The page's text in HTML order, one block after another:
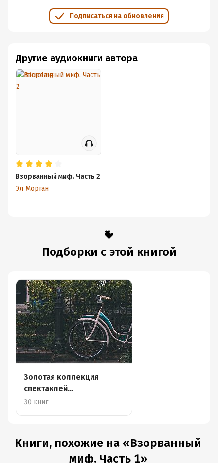
Подписаться на обновления
Другие аудиокниги автора
Взорванный миф. Часть 2
Эл Морган
Подборки с этой книгой
Золотая коллекция
спектаклей
Гостелерадиофонда
30 книг
Книги, похожие на «Взорванный
миф. Часть 1»